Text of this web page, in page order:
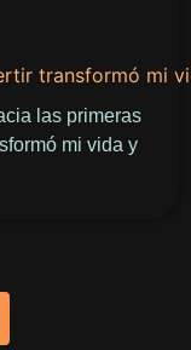
las primeras
mi vida y